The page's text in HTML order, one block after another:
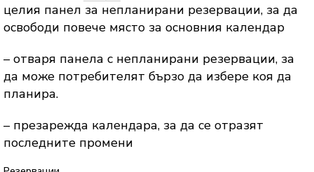
целия панел за непланирани резервации, за да
освободи повече място за основния календар
– отваря панела с непланирани резервации, за
да може потребителят бързо да избере коя да
планира.
– презарежда календара, за да се отразят
последните промени